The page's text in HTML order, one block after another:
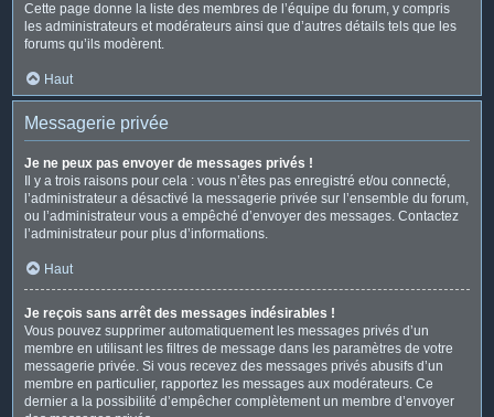
Cette page donne la liste des membres de l’équipe du forum, y compris
les administrateurs et modérateurs ainsi que d’autres détails tels que les
forums qu’ils modèrent.
Haut
Messagerie privée
Je ne peux pas envoyer de messages privés !
Il y a trois raisons pour cela : vous n’êtes pas enregistré et/ou connecté,
l’administrateur a désactivé la messagerie privée sur l’ensemble du forum,
ou l’administrateur vous a empêché d’envoyer des messages. Contactez
l’administrateur pour plus d’informations.
Haut
Je reçois sans arrêt des messages indésirables !
Vous pouvez supprimer automatiquement les messages privés d’un
membre en utilisant les filtres de message dans les paramètres de votre
messagerie privée. Si vous recevez des messages privés abusifs d’un
membre en particulier, rapportez les messages aux modérateurs. Ce
dernier a la possibilité d’empêcher complètement un membre d’envoyer